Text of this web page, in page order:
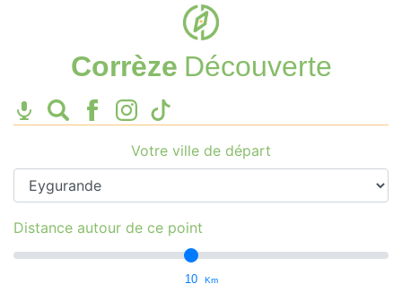
Corrèze Découverte
Votre ville de départ
Distance autour de ce point
10 Km